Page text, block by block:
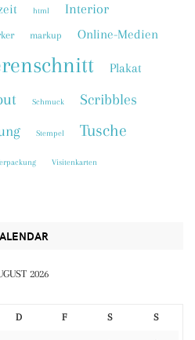
html Interior
markup Online-Medien
Plakat
Schmuck Scribbles
Stempel Tusche
Visitenkarten
2026
D F S S